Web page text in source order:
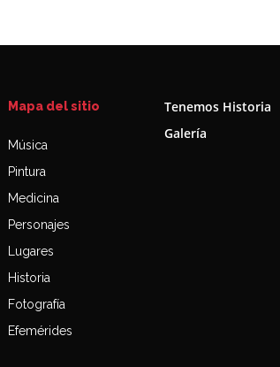
Mapa del sitio
Música
Pintura
Medicina
Personajes
Lugares
Historia
Fotografía
Efemérides
Tenemos Historia
Galería